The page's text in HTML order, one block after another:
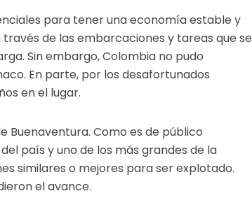
para tener una economía estable y
de las embarcaciones y tareas que se
Sin embargo, Colombia no pudo
En parte, por los desafortunados
en el lugar.
Buenaventura. Como es de público
país y uno de los más grandes de la
similares o mejores para ser explotado.
el avance.